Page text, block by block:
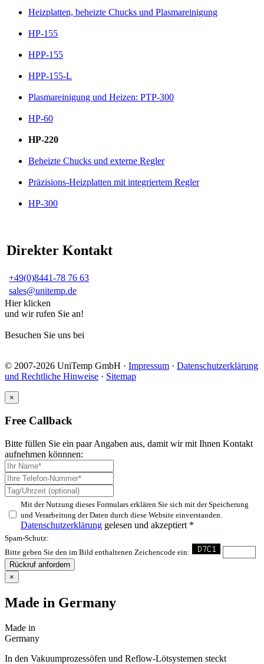
Heizplatten, beheizte Chucks und Plasmareinigung
HP-155
HPP-155
HPP-155-L
Plasmareinigung und Heizen: PTP-300
HP-60
HP-220
Beheizte Chucks und externe Regler
Präzisions-Heizplatten mit integriertem Regler
HP-300
Direkter Kontakt
+49(0)8441-78 76 63
sales@unitemp.de
Hier klicken
und wir rufen Sie an!
Besuchen Sie uns bei
© 2007-2026 UniTemp GmbH · Impressum · Datenschutzerklärung
und Rechtliche Hinweise · Sitemap
×
Free Callback
Bitte füllen Sie ein paar Angaben aus, damit wir mit Ihnen Kontakt
aufnehmen könnnen:
Mit der Nutzung dieses Formulars erklären Sie sich mit der Speicherung
und Verarbeitung der Daten durch diese Website einverstanden.
Datenschutzerklärung gelesen und akzeptiert *
Spam-Schutz:
Bitte geben Sie den im Bild enthaltenen Zeichencode ein:
Rückruf anfordern
×
Made in Germany
Made in
Germany
In den Vakuumprozessöfen und Reflow-Lötsystemen steckt